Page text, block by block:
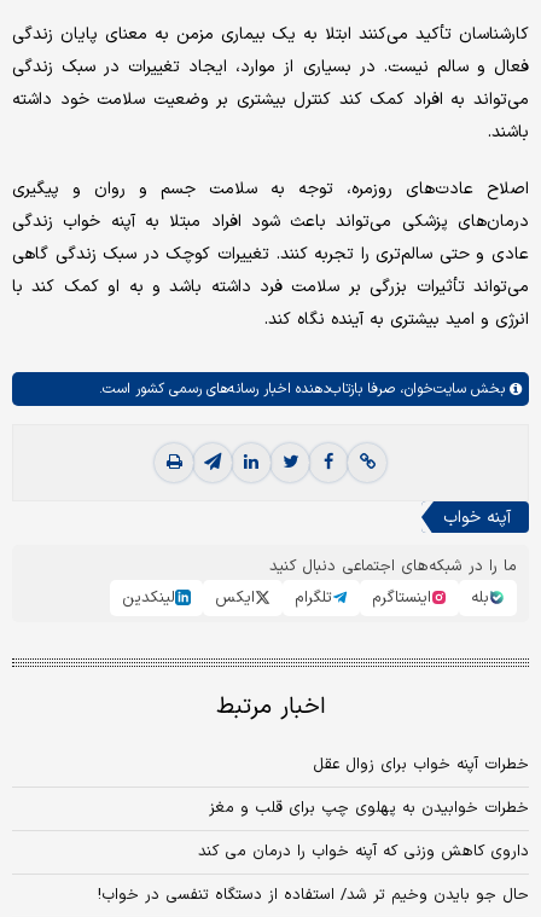
کارشناسان تأکید می‌کنند ابتلا به یک بیماری مزمن به معنای پایان زندگی
فعال و سالم نیست. در بسیاری از موارد، ایجاد تغییرات در سبک زندگی
می‌تواند به افراد کمک کند کنترل بیشتری بر وضعیت سلامت خود داشته
باشند.
اصلاح عادت‌های روزمره، توجه به سلامت جسم و روان و پیگیری
درمان‌های پزشکی می‌تواند باعث شود افراد مبتلا به آپنه خواب زندگی
عادی و حتی سالم‌تری را تجربه کنند. تغییرات کوچک در سبک زندگی گاهی
می‌تواند تأثیرات بزرگی بر سلامت فرد داشته باشد و به او کمک کند با
انرژی و امید بیشتری به آینده نگاه کند.
بخش سایت‌خوان، صرفا بازتاب‌دهنده اخبار رسانه‌های رسمی کشور است.
آپنه خواب
ما را در شبکه‌های اجتماعی دنبال کنید
بله
اینستاگرم تلگرام ایکس لینکدین
اخبار مرتبط
خطرات آپنه خواب برای زوال عقل
خطرات خوابیدن به پهلوی چپ برای قلب و مغز
داروی کاهش وزنی که آپنه خواب را درمان می کند
حال جو بایدن وخیم تر شد/ استفاده از دستگاه تنفسی در خواب!